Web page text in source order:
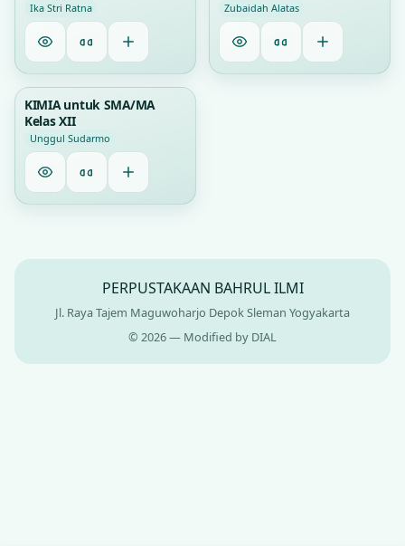
Ika Stri Ratna Zubaidah Alatas
KIMIA untuk SMA/MA
Kelas XII
Unggul Sudarmo
PERPUSTAKAAN BAHRUL ILMI
Jl. Raya Tajem Maguwoharjo Depok Sleman Yogyakarta
© 2026 — Modified by DIAL